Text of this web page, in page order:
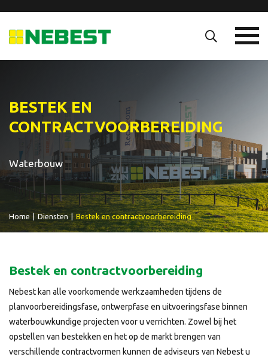
BESTEK EN
CONTRACTVOORBEREIDING
Waterbouw
Home Diensten | Bestek en contractvoorbereiding
Bestek en contractvoorbereiding
Nebest kan alle voorkomende werkzaamheden tijdens de
planvoorbereidingsfase, ontwerpfase en uitvoeringsfase binnen
waterbouwkundige projecten voor u verrichten. Zowel bij het
opstellen van bestekken en het op de markt brengen van
verschillende contractvormen kunnen de adviseurs van Nebest u